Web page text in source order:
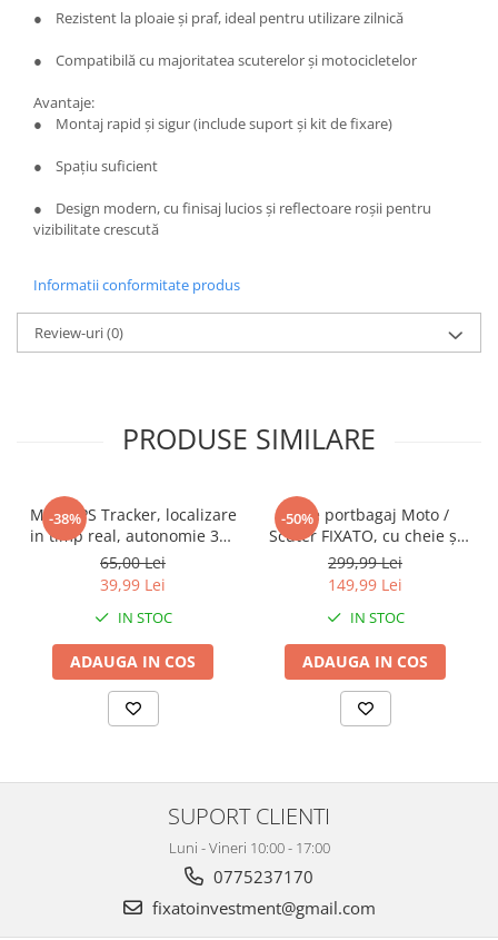
● Rezistent la ploaie și praf, ideal pentru utilizare zilnică
● Compatibilă cu majoritatea scuterelor și motocicletelor
Avantaje:
● Montaj rapid și sigur (include suport și kit de fixare)
● Spațiu suficient
● Design modern, cu finisaj lucios și reflectoare roșii pentru
vizibilitate crescută
Informatii conformitate produs
Review-uri(0)
PRODUSE SIMILARE
-38%
Mini GPS Tracker, localizare
in timp real, autonomie 365
zile, compatibil Apple Find
My, rezistent la apa, pentru
masini, copii, animale,
bagaje, negru, FIXATO
65,00 Lei
39,99 Lei
IN STOC
ADAUGA IN COS
-50%
Cutie portbagaj Moto /
Scuter FIXATO, cu cheie și
sistem antifurt,
39x39x29cm, Negru
299,99 Lei
149,99 Lei
IN STOC
ADAUGA IN COS
SUPORT CLIENTI
Luni - Vineri 10:00 - 17:00
0775237170
fixatoinvestment@gmail.com